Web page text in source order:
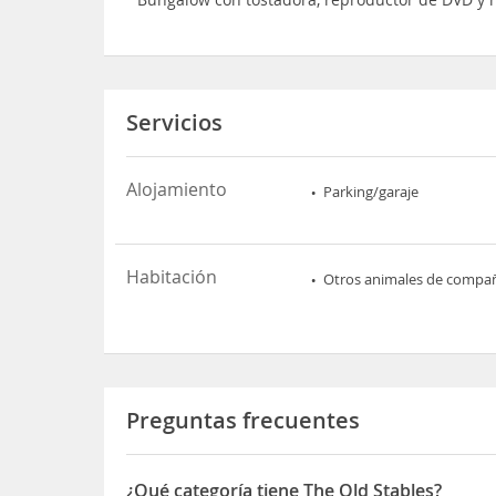
Servicios
Alojamiento Parking/garaje
Habitación Otros animales de
Preguntas frecuentes
¿Qué categoría tiene The Old Stables?